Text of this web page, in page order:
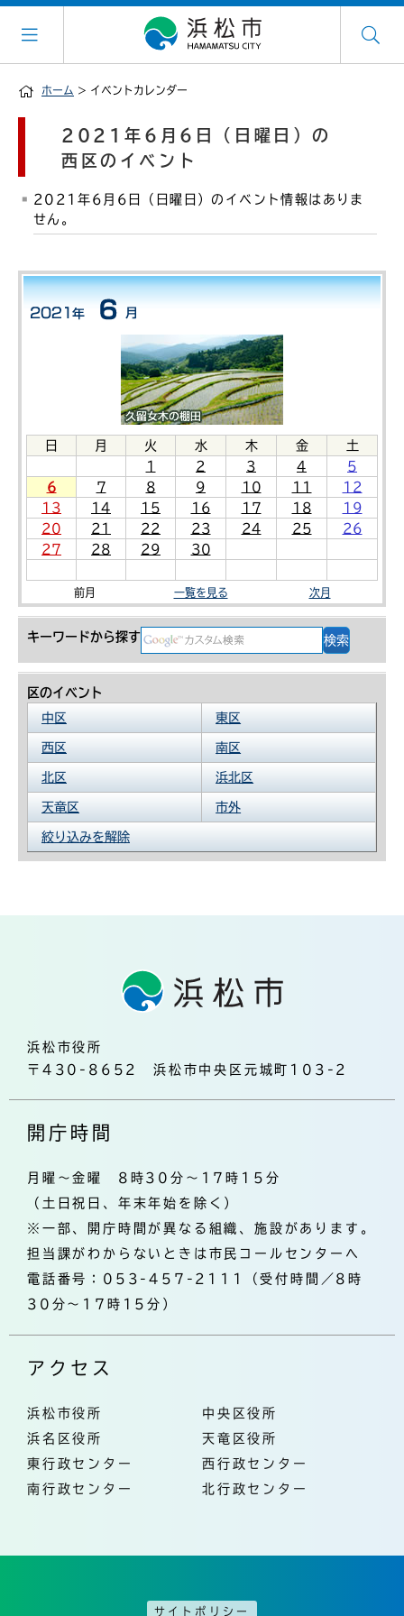
ホーム > イベントカレンダー
日 月 火 水 木 金
土
1
2 3 4
5
6
7 8 9 10 11
12
13
14 15 16 17 18
19
20
21 22 23 24 25
26
27
28 29 30
前月 一覧を見る 次月
キーワードから探す
区のイベント
中区
東区
西区 南区
北区 浜北区
天竜区 市外
絞り込みを解除
2021年6月6日（日曜日）の
西区のイベント
2021年6月6日（日曜日）のイベント情報はありま
せん。
浜松市役所
〒430-8652 浜松市中央区元城町103-2
開庁時間
月曜～金曜 8時30分～17時15分
（土日祝日、年末年始を除く）
※一部、開庁時間が異なる組織、施設があります。
担当課がわからないときは市民コールセンターへ
電話番号：053-457-2111（受付時間／8時
30分～17時15分）
アクセス
浜松市役所
中央区役所
浜名区役所
天竜区役所
東行政センター
西行政センター
南行政センター
北行政センター
サイトポリシー